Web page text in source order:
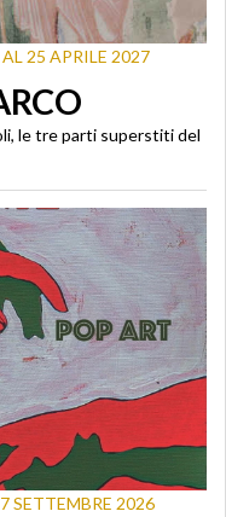
25 APRILE 2027
le tre parti superstiti del
SETTEMBRE 2026